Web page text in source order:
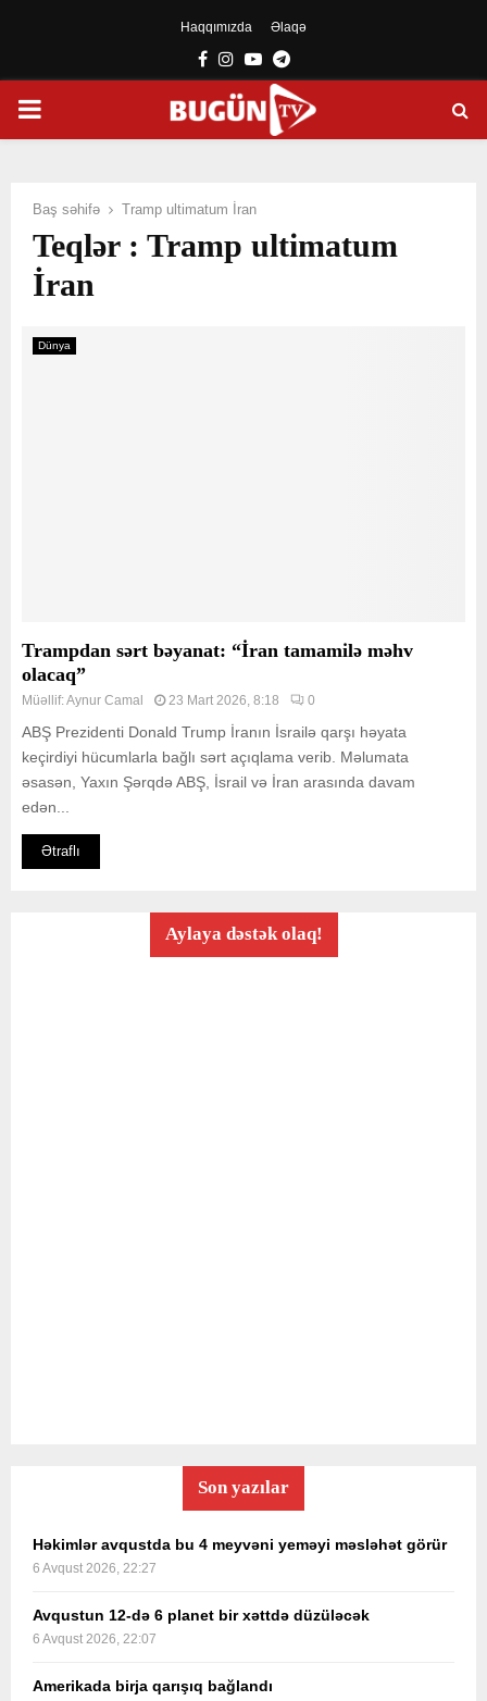
Haqqımızda Əlaqə
Facebook
Instagram
YoutubeTelegram
PRIMARY
Baş səhifə Tramp ultimatum İran
Teqlər : Tramp ultimatum
İran
Dünya
Trampdan sərt bəyanat: “İran tamamilə məhv
olacaq”
Müəllif:Aynur Camal 23 Mart 2026, 8:18 0
ABŞ Prezidenti Donald Trump İranın İsrailə qarşı həyata
keçirdiyi hücumlarla bağlı sərt açıqlama verib. Məlumata
əsasən, Yaxın Şərqdə ABŞ, İsrail və İran arasında davam
edən...
Ətraflı
Aylaya dəstək olaq!
Son yazılar
Həkimlər avqustda bu 4 meyvəni yeməyi məsləhət görür
6 Avqust 2026, 22:27
Avqustun 12-də 6 planet bir xəttdə düzüləcək
6 Avqust 2026, 22:07
Amerikada birja qarışıq bağlandı